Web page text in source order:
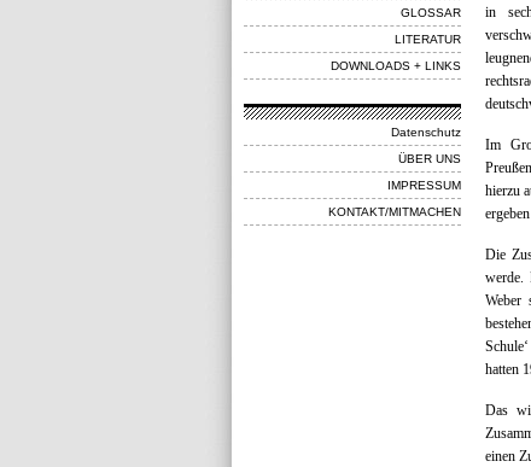
GLOSSAR
LITERATUR
DOWNLOADS + LINKS
Datenschutz
ÜBER UNS
IMPRESSUM
KONTAKT/MITMACHEN
in
Im
hierzu
Die
werde.
Weber
hatten
Das
einen